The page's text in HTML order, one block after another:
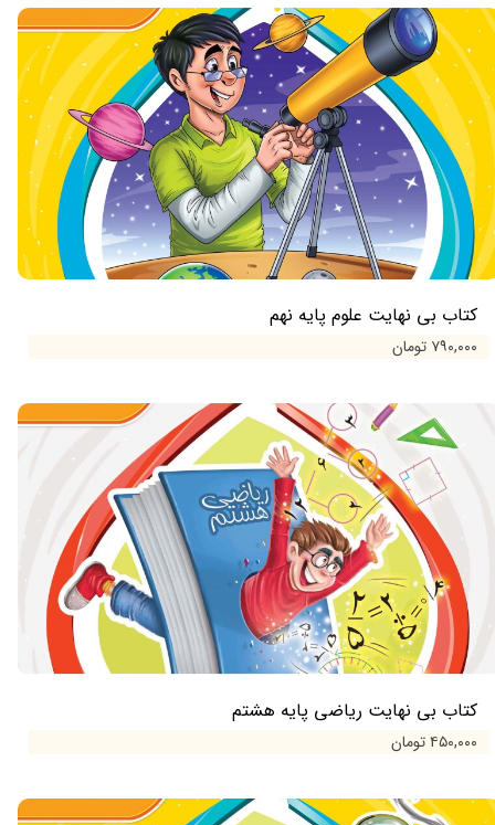
کتاب بی نهایت علوم پایه نهم
۷۹۰,۰۰۰ تومان
کتاب بی نهایت ریاضی پایه هشتم
۴۵۰,۰۰۰ تومان